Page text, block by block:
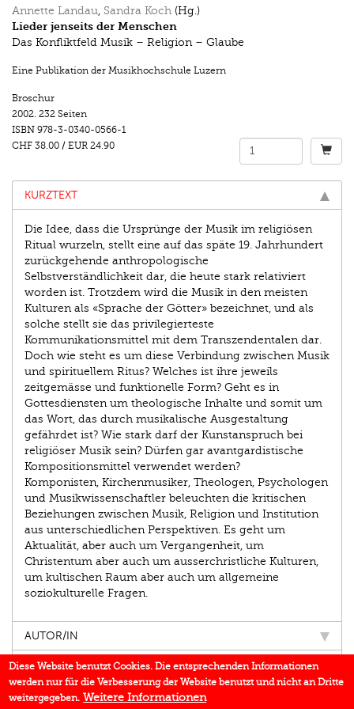
Annette Landau Sandra Koch (Hg.)
Lieder jenseits der Menschen
Das Konfliktfeld Musik – Religion – Glaube
Eine Publikation der Musikhochschule Luzern
Broschur
2002. 232 Seiten
ISBN 978-3-0340-0566-1
CHF 38.00 / EUR 24.90
KURZTEXT
Die Idee, dass die Ursprünge der Musik im religiösen
Ritual wurzeln, stellt eine auf das späte 19. Jahrhundert
zurückgehende anthropologische
Selbstverständlichkeit dar, die heute stark relativiert
worden ist. Trotzdem wird die Musik in den meisten
Kulturen als «Sprache der Götter» bezeichnet, und als
solche stellt sie das privilegierteste
Kommunikationsmittel mit dem Transzendentalen dar.
Doch wie steht es um diese Verbindung zwischen Musik
und spirituellem Ritus? Welches ist ihre jeweils
zeitgemässe und funktionelle Form? Geht es in
Gottesdiensten um theologische Inhalte und somit um
das Wort, das durch musikalische Ausgestaltung
gefährdet ist? Wie stark darf der Kunstanspruch bei
religiöser Musik sein? Dürfen gar avantgardistische
Kompositionsmittel verwendet werden?
Komponisten, Kirchenmusiker, Theologen, Psychologen
und Musikwissenschaftler beleuchten die kritischen
Beziehungen zwischen Musik, Religion und Institution
aus unterschiedlichen Perspektiven. Es geht um
Aktualität, aber auch um Vergangenheit, um
Christentum aber auch um ausserchristliche Kulturen,
um kultischen Raum aber auch um allgemeine
soziokulturelle Fragen.
AUTOR/IN
EINBLICK
IN DEN MEDIEN
Diese Website benutzt Cookies. Die entsprechenden Informationen
werden nur für die Verbesserung der Website benutzt und nicht an Dritte
weitergegeben. Weitere Informationen